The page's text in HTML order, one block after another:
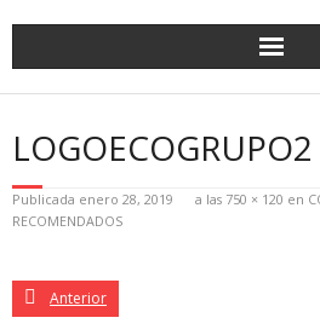
LOGOECOGRUPO2
Publicada enero 28, 2019 a las 750 × 120 en
RECOMENDADOS
Anterior